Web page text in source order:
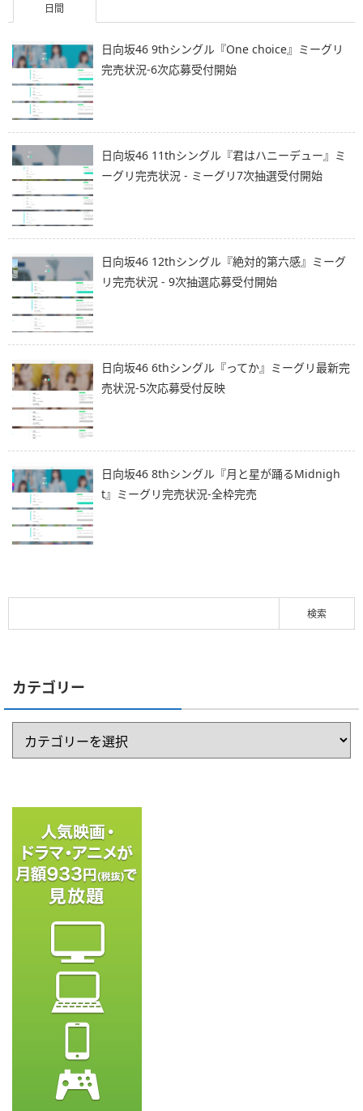
日間
日向坂46 9thシングル『One choice』ミーグリ
完売状況-6次応募受付開始
日向坂46 11thシングル『君はハニーデュー』ミ
ーグリ完売状況 - ミーグリ7次抽選受付開始
日向坂46 12thシングル『絶対的第六感』ミーグ
リ完売状況 - 9次抽選応募受付開始
日向坂46 6thシングル『ってか』ミーグリ最新完
売状況-5次応募受付反映
日向坂46 8thシングル『月と星が踊るMidnigh
t』ミーグリ完売状況-全枠完売
カテゴリー